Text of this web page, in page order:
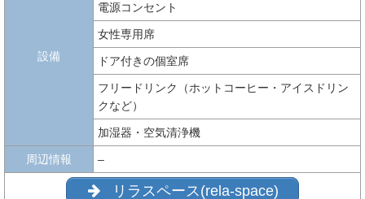
設備
電源コンセント
女性専用席
ドア付きの個室席
フリードリンク（ホットコーヒー・アイスドリン
クなど）
加湿器・空気清浄機
周辺情報 –
リラスペース(rela-space)